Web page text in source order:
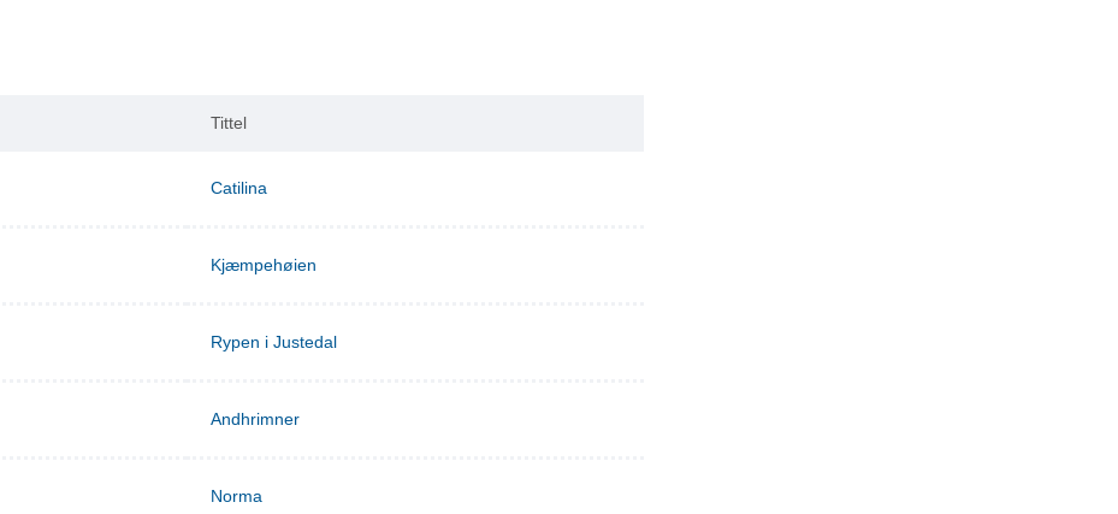
Tittel
Catilina
Kjæmpehøien
Rypen i Justedal
Andhrimner
Norma